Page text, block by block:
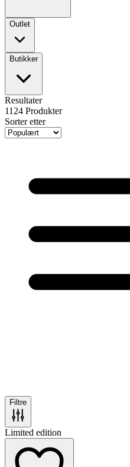
Outlet
Butikker
Resultater
1124 Produkter
Sorter etter
Filtre
Limited edition